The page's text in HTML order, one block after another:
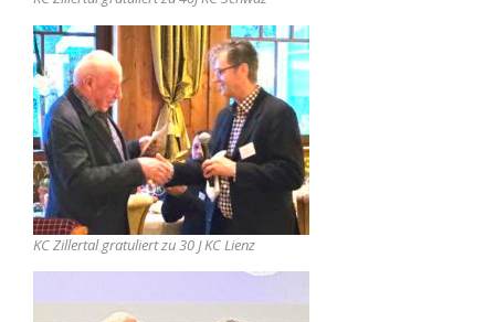
KC Zillertal gratuliert zu 30 J KC Lienz